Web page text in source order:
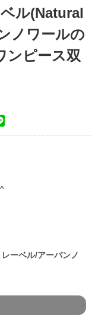
ル(Natural
ノワールの
ンピース双
ーベル/アーバンノ